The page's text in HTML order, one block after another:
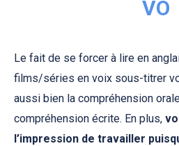
VO
Le fait de se forcer à lire en
films/séries en voix sous-titrer
aussi bien la compréhension
compréhension écrite. En plus,
l’impression de travailler